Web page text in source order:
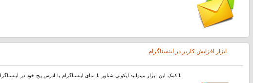
ابزار افزایش کاربر در اینستاگرام
با کمک این ابزار میتوانید آیکونی شناور با نمای اینستاگرام با آدرس پیچ خود در